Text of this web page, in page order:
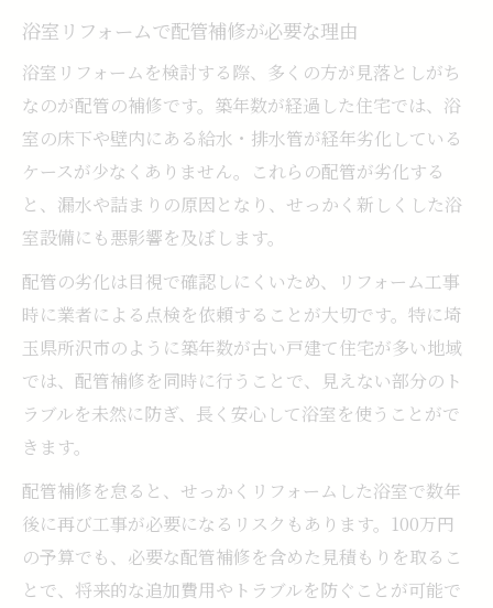
浴室リフォームで配管補修が必要な理由
浴室リフォームを検討する際、多くの方が見落としがち
なのが配管の補修です。築年数が経過した住宅では、浴
室の床下や壁内にある給水・排水管が経年劣化している
ケースが少なくありません。これらの配管が劣化する
と、漏水や詰まりの原因となり、せっかく新しくした浴
室設備にも悪影響を及ぼします。
配管の劣化は目視で確認しにくいため、リフォーム工事
時に業者による点検を依頼することが大切です。特に埼
玉県所沢市のように築年数が古い戸建て住宅が多い地域
では、配管補修を同時に行うことで、見えない部分のト
ラブルを未然に防ぎ、長く安心して浴室を使うことがで
きます。
配管補修を怠ると、せっかくリフォームした浴室で数年
後に再び工事が必要になるリスクもあります。100万円
の予算でも、必要な配管補修を含めた見積もりを取るこ
とで、将来的な追加費用やトラブルを防ぐことが可能で